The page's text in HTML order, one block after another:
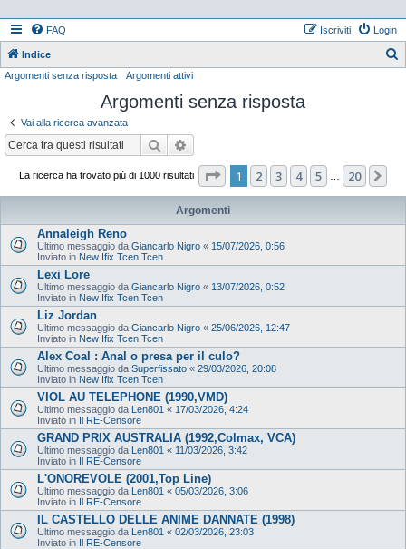
FAQ Login
Iscriviti
Indice
Argomenti senza risposta Argomenti attivi
Argomenti senza risposta
Vai alla ricerca avanzata
Cerca
La ricerca ha trovato più di 1000 risultati Pagina di 20
1 2 3 4 5 20
Argomenti
Annaleigh Reno
Ultimo messaggio da Giancarlo Nigro « 15/07/2026, 0:56
Inviato in New Ifix Tcen Tcen
Lexi Lore
Ultimo messaggio da Giancarlo Nigro « 13/07/2026, 0:52
Inviato in New Ifix Tcen Tcen
Liz Jordan
Ultimo messaggio da Giancarlo Nigro « 25/06/2026, 12:47
Inviato in New Ifix Tcen Tcen
Alex Coal : Anal o presa per il culo?
Ultimo messaggio da Superfissato « 29/03/2026, 20:08
Inviato in New Ifix Tcen Tcen
VIOL AU TELEPHONE (1990,VMD)
Ultimo messaggio da Len801 « 17/03/2026, 4:24
Inviato in Il RE-Censore
GRAND PRIX AUSTRALIA (1992,Colmax, VCA)
Ultimo messaggio da Len801 « 11/03/2026, 3:42
Inviato in Il RE-Censore
L'ONOREVOLE (2001,Top Line)
Ultimo messaggio da Len801 « 05/03/2026, 3:06
Inviato in Il RE-Censore
IL CASTELLO DELLE ANIME DANNATE (1998)
Ultimo messaggio da Len801 « 02/03/2026, 23:03
Inviato in Il RE-Censore